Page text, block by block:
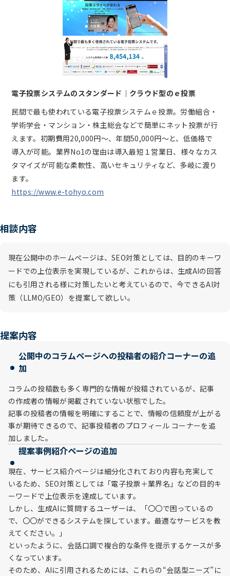
電子投票システムのスタンダード｜クラウド型のｅ投票
民間で最も使われている電子投票システムｅ投票。労働組合・
学術学会・マンション・株主総会などで簡単にネット投票が行
えます。初期費用20,000円～、年間50,000円～と、低価格で
導入が可能。業界No1の理由は導入最短１営業日、様々なカス
タマイズが可能な柔軟性、高いセキュリティなど、多岐に渡り
ます。
https://www.e-tohyo.com
相談内容
現在公開中のホームぺージは、SEO対策としては、目的のキーワ
ードでの上位表示を実現しているが、これからは、生成AIの回答
にも引用される様に対策したいと考えているので、今できるAI対
策（LLMO/GEO）を提案して欲しい。
提案内容
公開中のコラムページへの投稿者の紹介コーナーの追
加
コラムの投稿数も多く専門的な情報が投稿されているが、記事
の作成者の情報が掲載されていない状態でした。
記事の投稿者の情報を明確にすることで、情報の信頼度が上がる
事が期待できるので、記事投稿者のプロフィール コーナーを追
加しました。
提案事例紹介ページの追加
現在、サービス紹介ページは細分化されており内容も充実して
いるため、SEO対策としては「電子投票＋業界名」などの目的キ
ーワードで上位表示を達成しています。
しかし、生成AIに質問するユーザーは、「〇〇で困っているの
で、〇〇ができるシステムを探しています。最適なサービスを教
えてください。」
といったように、会話口調で複合的な条件を提示するケースが多
くなっています。
そのため、AIに引用されるためには、これらの“会話型ニーズ”に